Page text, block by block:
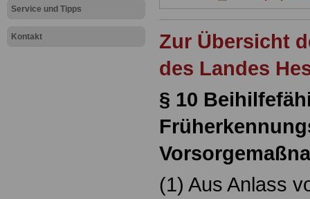
Service und Tipps
Kontakt
Zur Übersicht
des Landes
§ 10
(1) Aus Anlass